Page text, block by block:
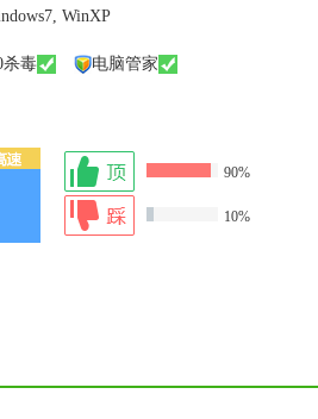
WinXP
杀毒 电脑管家
90%
10%